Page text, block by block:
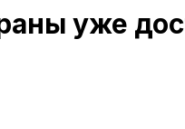
уже